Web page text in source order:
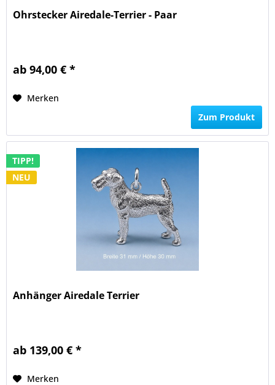
Ohrstecker Airedale-Terrier - Paar
ab 94,00 € *
Merken
Zum Produkt
TIPP!
NEU
Anhänger Airedale Terrier
ab 139,00 € *
Merken